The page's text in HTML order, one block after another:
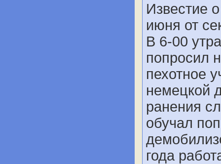
Известие
июня от
В 6-00
попросил
пехотное
немецкой
ранения
обучал
года